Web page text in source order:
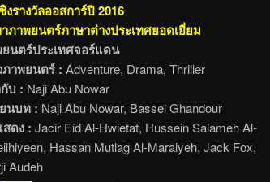
งรางวัลออสการ์ปี 2016
ภาพยนตร์ภาษาต่างประเทศยอดเยี่ยม
นตร์ประเทศจอร์แดน
าพยนตร์ : Adventure, Drama, Thriller
บ : Naji Abu Nowar
นบท : Naji Abu Nowar, Bassel Ghandour
ดง : Jacir Eid Al-Hwietat, Hussein Salameh Al-
Hassan Mutlag Al-Maraiyeh, Jack Fox,
Audeh